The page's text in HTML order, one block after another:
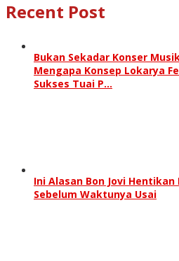
Recent Post
Bukan Sekadar Konser
Mengapa Konsep Lokarya
Sukses Tuai P…
Ini Alasan Bon Jovi Hentikan
Sebelum Waktunya Usai